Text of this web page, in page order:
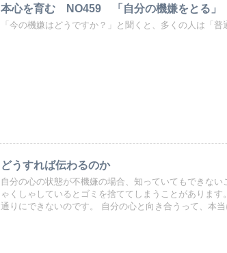
本心を育む NO459 「自分の機嫌をとる」
「今の機嫌はどうですか？」と聞くと、多くの人は「
どうすれば伝わるのか
自分の心の状態が不機嫌の場合、知っていてもできな
ゃくしゃしているとゴミを捨ててしまうことがありま
通りにできないのです。 自分の心と向き合うって、本